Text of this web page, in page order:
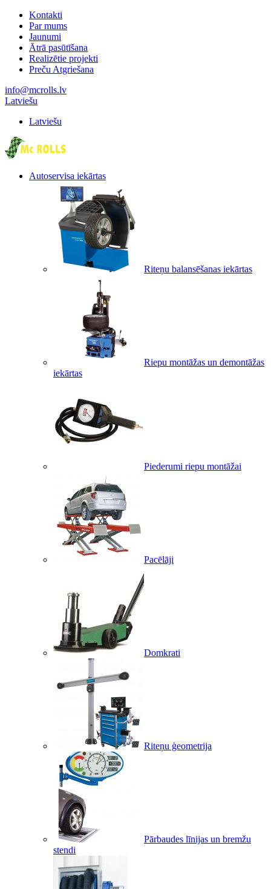
Kontakti
Par mums
Jaunumi
Ātrā pasūtīšana
Realizētie projekti
Preču Atgriešana
info@mcrolls.lv
Latviešu
Latviešu
Autoservisa iekārtas
Riteņu balansēšanas iekārtas
Riepu montāžas un demontāžas
iekārtas
Piederumi riepu montāžai
Pacēlāji
Domkrati
Riteņu ģeometrija
Pārbaudes līnijas un bremžu
stendi